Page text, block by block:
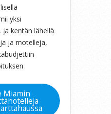
yksi
kentän lähellä
ja motelleja,
Miamin